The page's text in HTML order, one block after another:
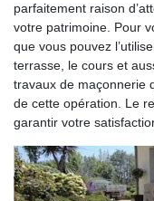
parfaitement raison
votre patrimoine. Pour
que vous pouvez
terrasse, le cours et
travaux de maçonnerie
de cette opération. Le
garantir votre